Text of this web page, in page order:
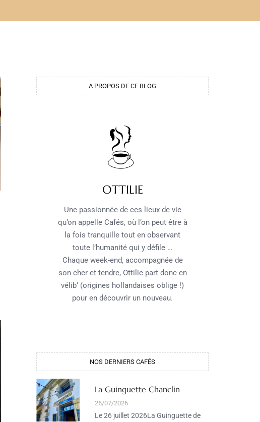
A PROPOS DE CE BLOG
OTTILIE
Une passionnée de ces lieux de vie
qu’on appelle Cafés, où l’on peut être à
la fois tranquille tout en observant
toute l’humanité qui y défile …
Chaque week-end, accompagnée de
son cher et tendre, Ottilie part donc en
vélib’ (origines hollandaises oblige !)
pour en découvrir un nouveau.
NOS DERNIERS CAFÉS​
La Guinguette Chanclin
26/07/2026
Le 26 juillet 2026La Guinguette de